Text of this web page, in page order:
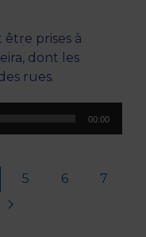
prises à
dont les
rues.
00:00
5 6
7